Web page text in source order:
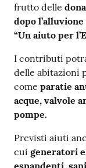
frutto delle
dopo
“Un aiuto per
I contributi
delle abitazioni
come paratie
acque, valvole
pompe.
Previsti aiuti
cui generatori